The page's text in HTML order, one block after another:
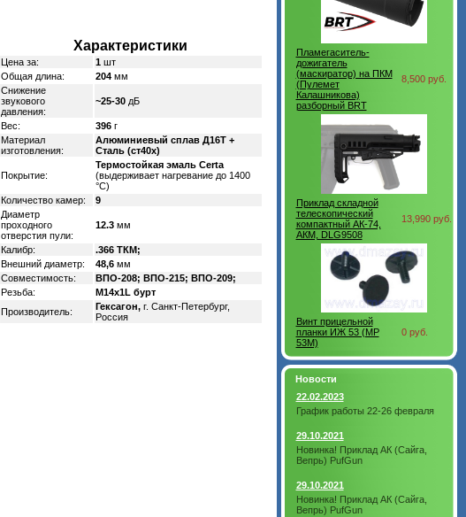
Характеристики
Цена за: 1 шт
Общая длина:
204 мм
Снижение
звукового
давления:
~25-30 дБ
Вес: 396 г
Материал
изготовления:
Алюминиевый сплав Д16Т +
Сталь (ст40х)
Покрытие:
Термостойкая эмаль Certa
(выдерживает нагревание до 1400
°C)
Количество камер:
9
Диаметр
проходного
отверстия пули:
12.3мм
Калибр:
.366 ТКМ;
Внешний диаметр:
48,6мм
Совместимость:
ВПО-208; ВПО-215; ВПО-209;
Резьба:
M14x1L бурт
Производитель:
Гексагон,г. Санкт-Петербург,
Россия
Пламегаситель-
дожигатель
(маскиратор) на ПКМ
(Пулемет
Калашникова)
разборный BRT
8,500 руб.
Приклад складной
телескопический
компактный АК-74,
АКМ, DLG9508
13,990 руб.
Винт прицельной
планки ИЖ 53 (MP
53M)
0 руб.
Новости
22.02.2023
График работы 22-26 февраля
29.10.2021
Новинка! Приклад АК (Сайга,
Вепрь) PufGun
29.10.2021
Новинка! Приклад АК (Сайга,
Вепрь) PufGun